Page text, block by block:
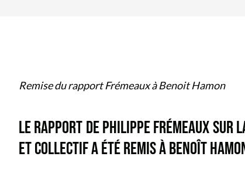
Remise du rapport Frémeaux à Benoit Hamon
LE RAPPORT DE PHILIPPE FRÉMEAUX SUR
ET COLLECTIF A ÉTÉ REMIS À BENOÎT